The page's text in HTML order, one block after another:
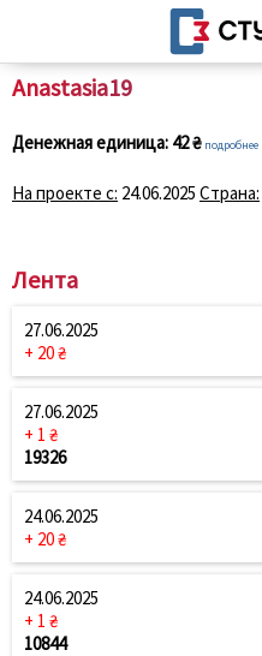
Anastasia19
Денежная единица: 42 ₴ подробнее
На проекте с: 24.06.2025 Страна:
Лента
27.06.2025
+ 20 ₴
27.06.2025
+ 1 ₴
19326
24.06.2025
+ 20 ₴
24.06.2025
+ 1 ₴
10844